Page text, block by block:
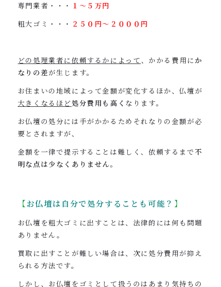
専門業者・・・ １〜５万円
粗大ゴミ・・・ ２５０円〜２０００円
どの処理業者に依頼するかによって、かかる費用に か
なりの差が生じます。
お住まいの地域によって金額が変化するほか、仏壇が
大きくなるほど処分費用も高く なります。
お仏壇の処分には手がかかるためそれなりの金額が必
要とされますが、
金額を一律で提示することは難しく、依頼するまで不
明な点は少なくありません。
【お仏壇は 自分で処分することも可能？ 】
お仏壇を粗大ゴミに出すことは、法律的には何も問題
ありません。
買取に出すことが難しい場合は、次に処分費用が抑え
られる方法です。
しかし、お仏壇をゴミとして扱うのはあまり気持ちの